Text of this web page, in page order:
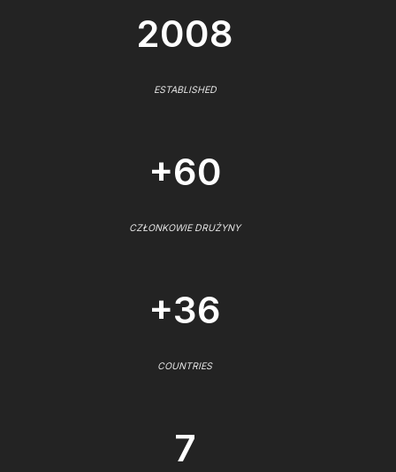
2008
ESTABLISHED
+60
CZŁONKOWIE DRUŻYNY
+36
COUNTRIES
7